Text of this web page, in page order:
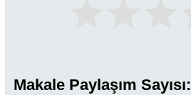
Makale Paylaşım Sayısı: